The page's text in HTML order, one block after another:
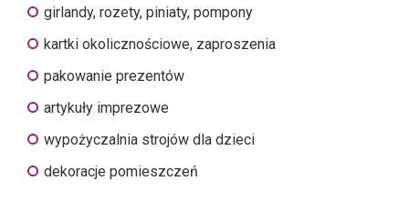
girlandy, rozety, piniaty, pompony
kartki okolicznościowe, zaproszenia
pakowanie prezentów
artykuły imprezowe
wypożyczalnia strojów dla dzieci
dekoracje pomieszczeń